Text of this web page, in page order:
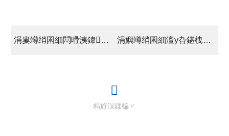
涓婁竴绡囷細闆嗗洟鍏徃鍙紑鍔炲叕瀹ょ郴缁熶俊鎭伐浣滀細 涓嬩竴绡囷細澶у叴鍖栧伐鍥尯姹℃按澶勭悊鎻愭爣鎶€鏈敼閫犻」鐩?璁捐鏂藉伐鎬绘壙鍖呮嫑鎶曟爣鎯呭喌鍏ず
杩斿洖鍒楄〃